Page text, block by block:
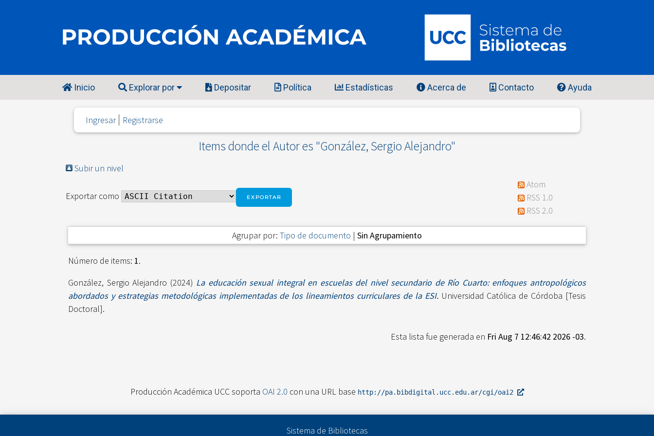
Inicio Explorar por Depositar Política Estadísticas Acerca de Contacto Ayuda
Ingresar Registrarse
Items donde el Autor es "González, Sergio Alejandro"
Subir un nivel
Exportar como
Atom
RSS 1.0
RSS 2.0
Agrupar por: Tipo de documento | Sin Agrupamiento
Número de items: 1.
González, Sergio Alejandro (2024) La educación sexual integral en escuelas del nivel secundario de Río Cuarto: enfoques antropológicos
abordados y estrategias metodológicas implementadas de los lineamientos curriculares de la ESI.Universidad Católica de Córdoba [Tesis
Doctoral].
Esta lista fue generada en Fri Aug 7 12:46:42 2026 -03.
Producción Académica UCC soporta OAI 2.0 con una URL base http://pa.bibdigital.ucc.edu.ar/cgi/oai2
Sistema de Bibliotecas